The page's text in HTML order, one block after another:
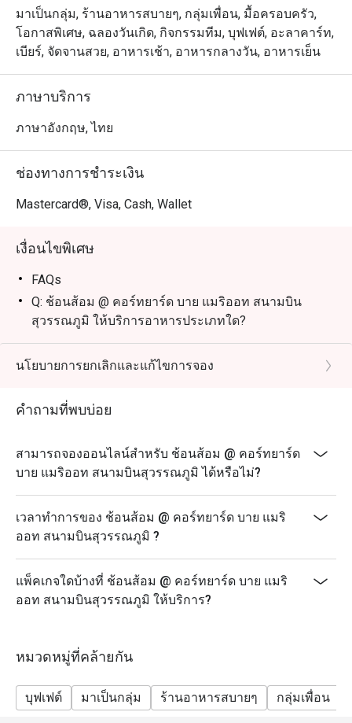
มาเป็นกลุ่ม, ร้านอาหารสบายๆ, กลุ่มเพื่อน, มื้อครอบครัว,
โอกาสพิเศษ, ฉลองวันเกิด, กิจกรรมทีม, บุฟเฟต์, อะลาคาร์ท,
เบียร์, จัดจานสวย, อาหารเช้า, อาหารกลางวัน, อาหารเย็น
ภาษาบริการ
ภาษาอังกฤษ, ไทย
ช่องทางการชำระเงิน
Mastercard®, Visa, Cash, Wallet
เงื่อนไขพิเศษ
FAQs
Q: ช้อนส้อม @ คอร์ทยาร์ด บาย แมริออท สนามบิน
สุวรรณภูมิ ให้บริการอาหารประเภทใด?
A: อาหารนานาชาติ ทั้งบุฟเฟ่ต์และเมนูตามสั่ง
Q: เมนูเด่นที่ไม่ควรพลาดคืออะไร?
ตต้ามะพร้าว
A: ไม่มีข้อกำหนดพิเศษ แต่งกายสุภาพและสบายได้
Q: เดินทางไปที่ร้านอย่างไร?
A: ร้านอยู่ชั้น 1 ของโรงแรมคอร์ทยาร์ด บาย แมริออท
สนามบินสุวรรณภูมิ ใกล้เดอะ พาซิโอ ลาดกระบัง เดิน
ทางง่ายทั้งรถส่วนตัวและรถสาธารณะ
450 กรัม เมื่อมาฉลองวันเกิดที่ร้านของเรา
(เงื่อนไข: กรุณาจองล่วงหน้าอย่างน้อย 24 ชั่วโมง และ
ระบุข้อความ "ฉลองวันเกิด" ในรายละเอียดการจอง)
นโยบายการยกเลิกและแก้ไขการจอง
คำถามที่พบบ่อย
สามารถจองออนไลน์สำหรับ ช้อนส้อม @ คอร์ทยาร์ด
บาย แมริออท สนามบินสุวรรณภูมิ ได้หรือไม่?
เวลาทำการของ ช้อนส้อม @ คอร์ทยาร์ด บาย แมริ
ออท สนามบินสุวรรณภูมิ ?
แพ็คเกจใดบ้างที่ ช้อนส้อม @ คอร์ทยาร์ด บาย แมริ
ออท สนามบินสุวรรณภูมิ ให้บริการ?
หมวดหมู่ที่คล้ายกัน
บุฟเฟต์ มาเป็นกลุ่ม ร้านอาหารสบายๆ กลุ่มเพื่อน